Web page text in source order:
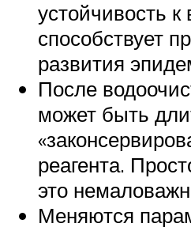
устойчивость
способствует
развития
После
может быть
реагента.
это
Меняются